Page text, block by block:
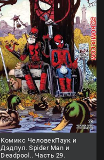
Комикс ЧеловекПаук и
Дэдпул. Spider Man и
Deadpool.. Часть 29.